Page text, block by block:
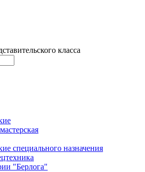
класса
специального назначения
"Берлога"